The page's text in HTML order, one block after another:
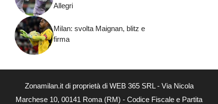
Allegri
Milan: svolta Maignan, blitz e
firma
Zonamilan.it di proprietà di WEB 365 SRL - Via Nicola
Marchese 10, 00141 Roma (RM) - Codice Fiscale e Partita